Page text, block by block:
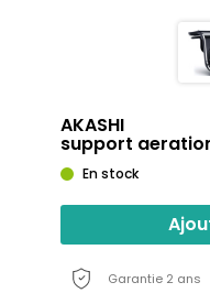
AKASHI
support
En stock
Garantie 2 ans